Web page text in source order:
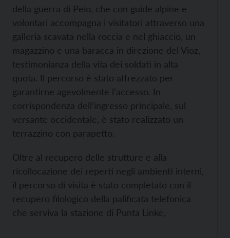
della guerra di Peio, che con guide alpine e
volontari accompagna i visitatori attraverso una
galleria scavata nella roccia e nel ghiaccio, un
magazzino e una baracca in direzione del Vioz,
testimonianza della vita dei soldati in alta
quota. Il percorso è stato attrezzato per
garantirne agevolmente l’accesso. In
corrispondenza dell’ingresso principale, sul
versante occidentale, è stato realizzato un
terrazzino con parapetto.
Oltre al recupero delle strutture e alla
ricollocazione dei reperti negli ambienti interni,
il percorso di visita è stato completato con il
recupero filologico della palificata telefonica
che serviva la stazione di Punta Linke,